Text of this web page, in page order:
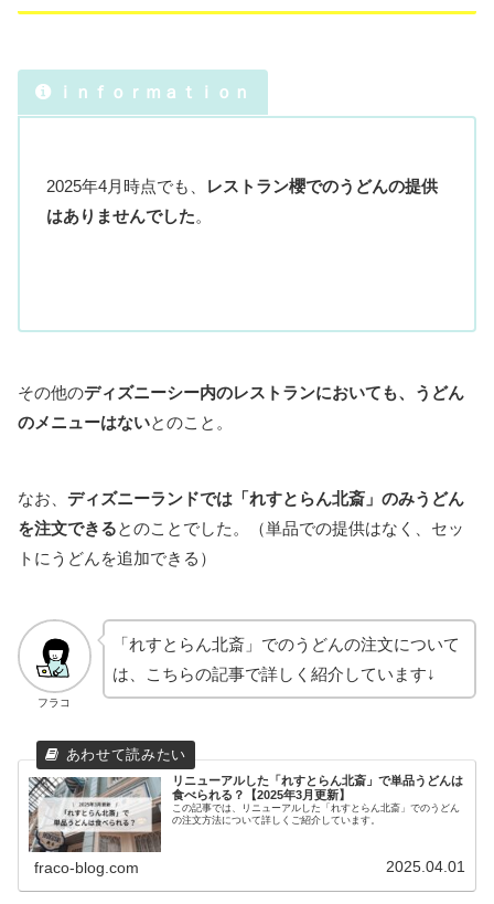
ｉｎｆｏｒｍａｔｉｏｎ
2025年4月時点でも、
レストラン櫻でのうどんの提供
はありませんでした。
その他のディズニーシー内のレストランにおいても、うどん
のメニューはないとのこと。
なお、 ディズニーランドでは「れすとらん北斎」のみうどん
を注文できるとのことでした。（単品での提供はなく、セッ
トにうどんを追加できる）
フラコ
「れすとらん北斎」でのうどんの注文について
は、こちらの記事で詳しく紹介しています↓
リニューアルした「れすとらん北斎」で単品うどんは
食べられる？【2025年3月更新】
この記事では、リニューアルした「れすとらん北斎」でのうどん
の注文方法について詳しくご紹介しています。
fraco-blog.com 2025.04.01